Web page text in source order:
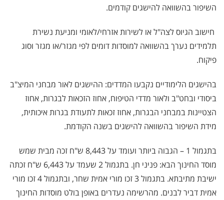
השיפור בהשוואה להישגים קודמים.
 חישוב הגיוס לצה"ל או לשירות אזרחי/לאומי ומניעת נשירת
תלמידים נערך בהשוואה למוסדות דומים לפי מגזר/או מגזר וסוג
פיקוח.
בהישגים הלימודיים נקבעו המדדים: ההישגים לאור מבחני המיצ"ב
ביסודי ובחט"ב ולאור מדדי הטיפוח, אחוז הזכאות לבגרות, אחוז
הצטיינות במבחני הבגרות, אחוז זכאות לתעודת בגרות איכותית,
מידת השיפור בהשוואה להישגים בשנה הקודמת.
בתגמול 1 – הגבוה ביותר ועומד על 8,443 ש"ח זכה מבית שמש
מוסד החינוך הבא: פניני חן. בתגמול 2 שעמד על 6,443 ש"ח זכתה
ישיבת מתיבתא. בתגמול 3 זכו מורי אמית שחר, ובתגמול 4 זכו מורי
אמית דביר לבנים. מהרשימה נעדרים באופן בולט מוסדות החינוך